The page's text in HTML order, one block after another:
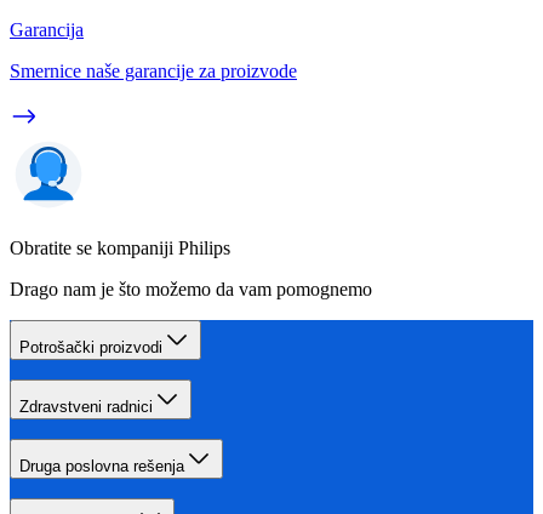
Garancija
Smernice naše garancije za proizvode
Obratite se kompaniji Philips
Drago nam je što možemo da vam pomognemo
Potrošački proizvodi
Zdravstveni radnici
Druga poslovna rešenja